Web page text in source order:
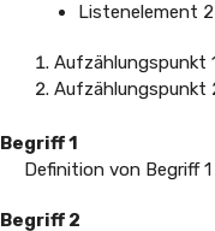
Listenelement 2
Aufzählungspunkt
Aufzählungspunkt
Begriff 1
Definition von Begriff 1
Begriff 2